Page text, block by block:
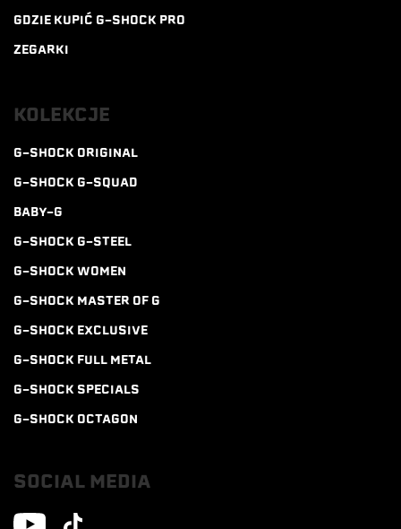
GDZIE KUPIĆ G-SHOCK PRO
ZEGARKI
KOLEKCJE
G-SHOCK ORIGINAL
G-SHOCK G-SQUAD
BABY-G
G-SHOCK G-STEEL
G-SHOCK WOMEN
G-SHOCK MASTER OF G
G-SHOCK EXCLUSIVE
G-SHOCK FULL METAL
G-SHOCK SPECIALS
G-SHOCK OCTAGON
SOCIAL MEDIA